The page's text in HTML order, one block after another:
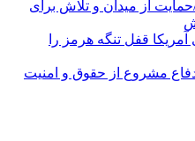
از میدان و تلاش برای
قفل تنگه هرمز را
مشروع از حقوق و امنیت